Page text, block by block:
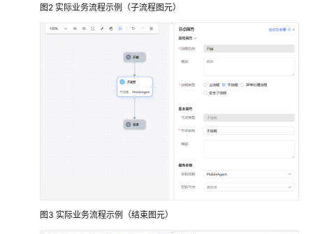
体
道
图2 实际业务流程示例（子流程图元）
图3 实际业务流程示例（结束图元）